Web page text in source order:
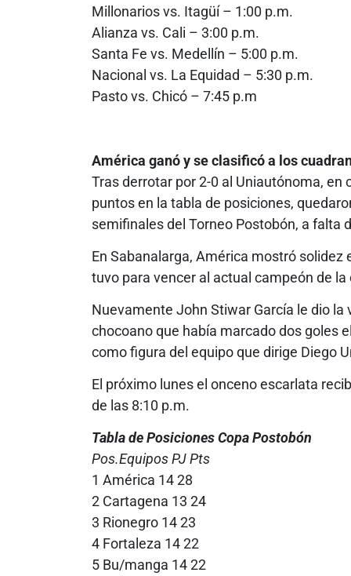
Millonarios vs. Itagüí – 1:00 p.m.
Alianza vs. Cali – 3:00 p.m.
Santa Fe vs. Medellín – 5:00 p.m.
Nacional vs. La Equidad – 5:30 p.m.
Pasto vs. Chicó – 7:45 p.m
América ganó y se clasificóa los
Tras derrotar por 2-0 al Uniautónoma, en
puntos en la tabla de posiciones,
semifinales del Torneo Postobón, a falta
En Sabanalarga, América mostró
tuvo para vencer al actual campeón de la
Nuevamente John Stiwar García le dio
chocoano que había marcado dos goles
como figura del equipo que dirige Diego
El próximo lunes el onceno escarlata
de las 8:10 p.m.
Tabla de PosicionesCopa Postobón
Pos.Equipos PJ Pts
1 América 14 28
2 Cartagena 13 24
3 Rionegro 14 23
4 Fortaleza 14 22
5 Bu/manga 14 22